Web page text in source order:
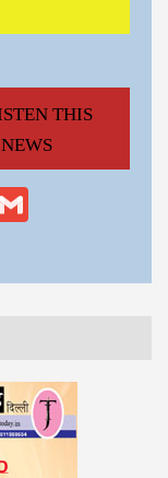
THIS
NEWS
WhatsApp